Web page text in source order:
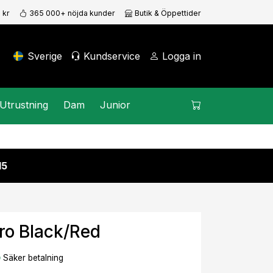
kr 365 000+ nöjda kunder Butik & Öppettider
Sverige Kundservice Logga in
Utrustning Dam Junior
Black/Red
Säker betalning